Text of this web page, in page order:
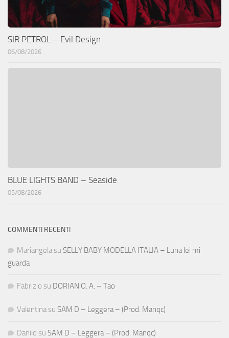
SIR PETROL – Evil Design
06/08/2026
BLUE LIGHTS BAND – Seaside
05/08/2026
COMMENTI RECENTI
Mariangela su SELLY BABY MODELLA ITALIA – Luna lei mi
guarda
Fabrizio su DORIAN O. A. – Tao
Valentina su SAM D – Leggera – (Prod. Manqc)
Danilo su SAM D – Leggera – (Prod. Manqc)